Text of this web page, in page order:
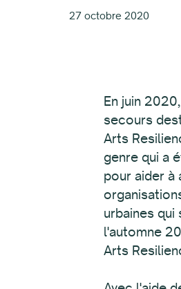
27 octobre 2020
En juin
secours
Arts
genre qui a
pour aider à
urbaines
l'automne
Arts